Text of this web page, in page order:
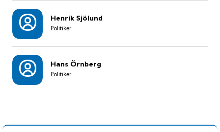
Henrik Sjölund
Politiker
Hans Örnberg
Politiker